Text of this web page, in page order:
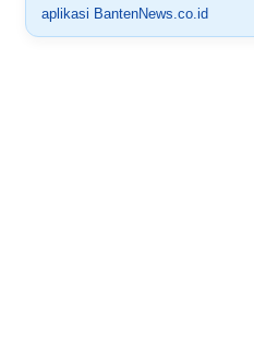
aplikasi BantenNews.co.id